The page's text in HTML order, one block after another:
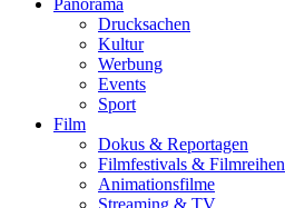
Panorama
Drucksachen
Kultur
Werbung
Events
Sport
Film
Dokus & Reportagen
Filmfestivals & Filmreihen
Animationsfilme
Streaming & TV